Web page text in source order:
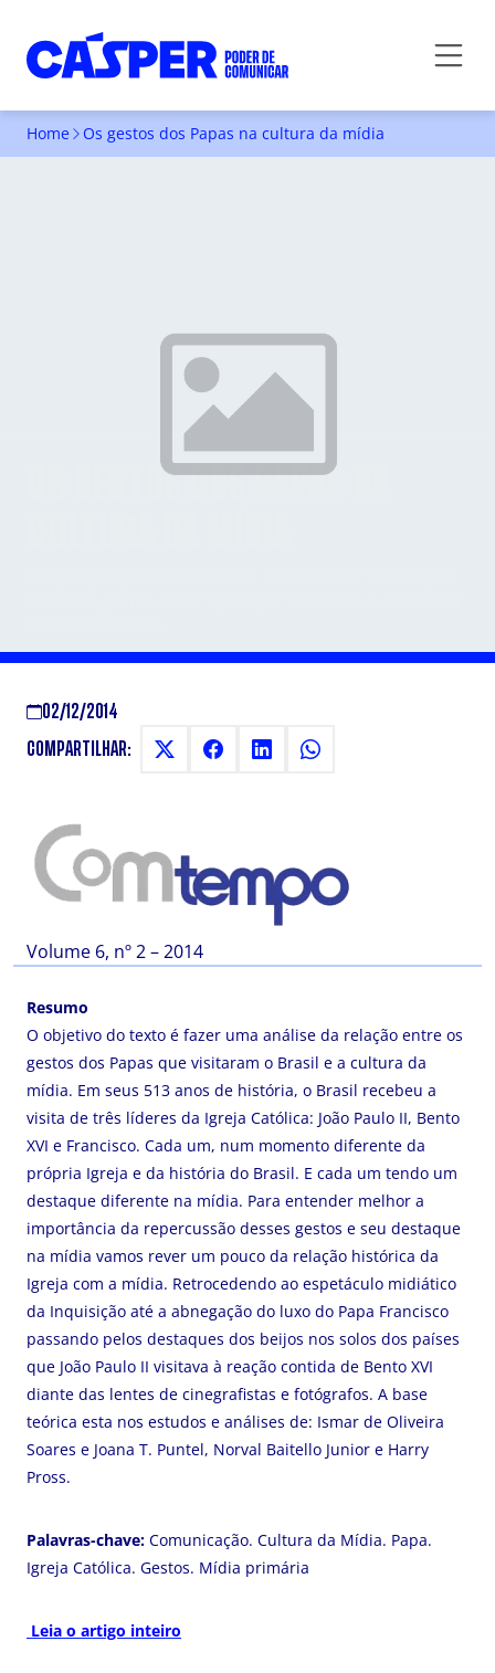
Home Os gestos dos Papas na cultura da mídia
OS GESTOS DOS PAPAS NA
02/12/2014
COMPARTILHAR:
Volume 6, nº 2 – 2014
Resumo
O objetivo do texto é fazer uma análise da relação entre os
gestos dos Papas que visitaram o Brasil e a cultura da
mídia. Em seus 513 anos de história, o Brasil recebeu a
visita de três líderes da Igreja Católica: João Paulo II, Bento
XVI e Francisco. Cada um, num momento diferente da
própria Igreja e da história do Brasil. E cada um tendo um
destaque diferente na mídia. Para entender melhor a
importância da repercussão desses gestos e seu destaque
na mídia vamos rever um pouco da relação histórica da
Igreja com a mídia. Retrocedendo ao espetáculo midiático
da Inquisição até a abnegação do luxo do Papa Francisco
passando pelos destaques dos beijos nos solos dos países
que João Paulo II visitava à reação contida de Bento XVI
diante das lentes de cinegrafistas e fotógrafos. A base
teórica esta nos estudos e análises de: Ismar de Oliveira
Soares e Joana T. Puntel, Norval Baitello Junior e Harry
Pross.
Palavras-chave: Comunicação. Cultura da Mídia. Papa.
Igreja Católica. Gestos. Mídia primária
Leia o artigo inteiro